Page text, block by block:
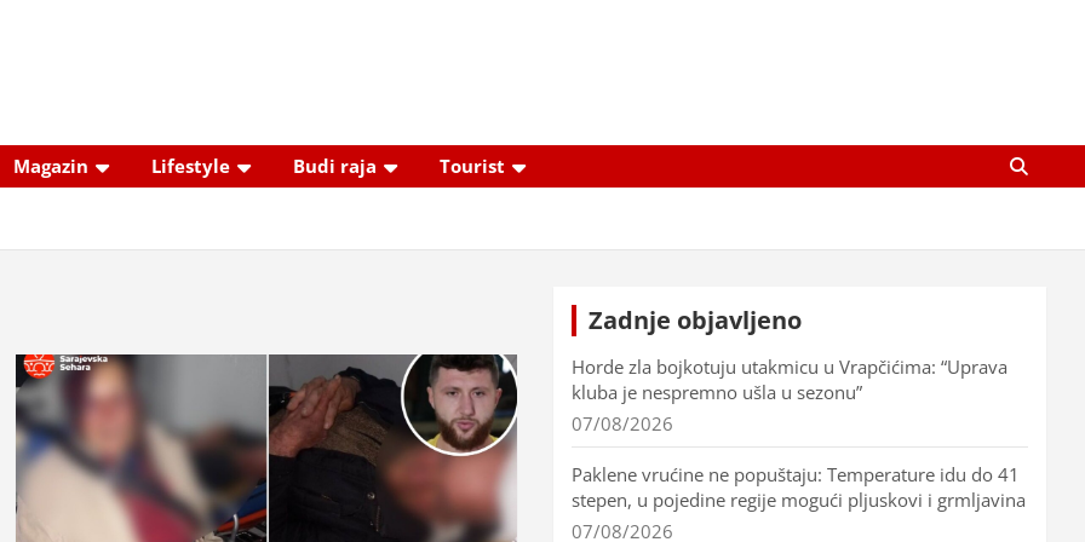
Magazin Lifestyle Budi raja Tourist
Zadnje objavljeno
Horde zla bojkotuju utakmicu u Vrapčićima: “Uprava
kluba je nespremno ušla u sezonu”
07/08/2026
Paklene vrućine ne popuštaju: Temperature idu do 41
stepen, u pojedine regije mogući pljuskovi i grmljavina
07/08/2026